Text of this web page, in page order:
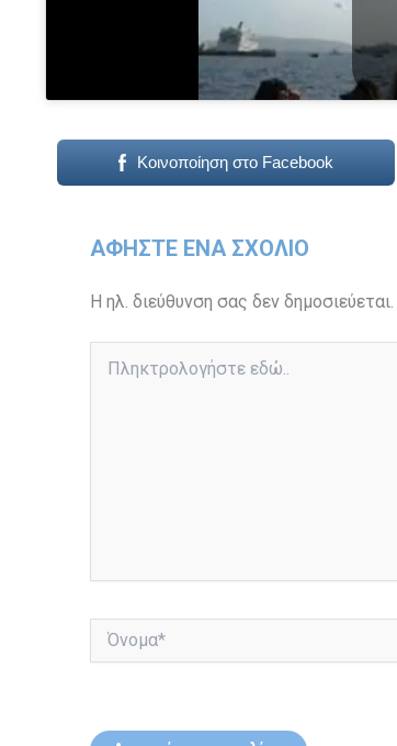
Κοινοποίηση στο Facebook
ΑΦΉΣΤΕ ΈΝΑ ΣΧΌΛΙΟ
Η ηλ. διεύθυνση σας δεν δημοσιεύεται.
εδώ..
Όνομα*